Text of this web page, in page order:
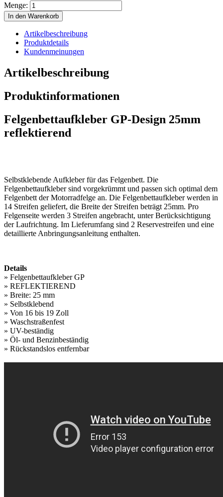
Menge:
In den Warenkorb
Artikelbeschreibung
Produktdetails
Kundenmeinungen
Artikelbeschreibung
Produktinformationen
Felgenbettaufkleber GP-Design 25mm
reflektierend
Selbstklebende Aufkleber für das Felgenbett. Die
Felgenbettaufkleber sind vorgekrümmt und passen sich optimal dem
Felgenbett der Motorradfelge an. Die Felgenbettaufkleber werden in
14 Streifen geliefert, die Breite der Streifen beträgt 25mm. Pro
Felgenseite werden 3 Streifen angebracht, unter Berücksichtigung
der Laufrichtung. Im Lieferumfang sind 2 Reservestreifen und eine
detaillierte Anbringungsanleitung enthalten.
Details
» Felgenbettaufkleber GP
» REFLEKTIEREND
» Breite: 25 mm
» Selbstklebend
» Von 16 bis 19 Zoll
» Waschstraßenfest
» UV-beständig
» Öl- und Benzinbeständig
» Rückstandslos entfernbar